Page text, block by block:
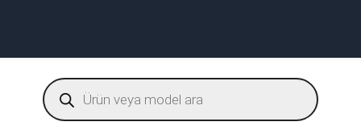
Products
search